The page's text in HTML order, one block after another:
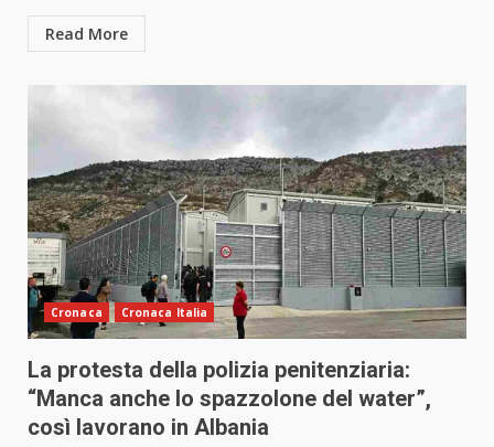
Read More
Cronaca Cronaca Italia
La protesta della polizia penitenziaria:
“Manca anche lo spazzolone del water”,
così lavorano in Albania